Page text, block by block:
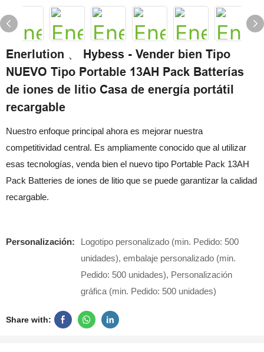
Enerlution 、 Hybess - Vender bien Tipo
NUEVO Tipo Portable 13AH Pack Batterías
de iones de litio Casa de energía portátil
recargable
Nuestro enfoque principal ahora es mejorar nuestra
competitividad central. Es ampliamente conocido que al utilizar
esas tecnologías, venda bien el nuevo tipo Portable Pack 13AH
Pack Batteries de iones de litio que se puede garantizar la calidad
recargable.
Personalización:
Logotipo personalizado (min. Pedido: 500
unidades), embalaje personalizado (min.
Pedido: 500 unidades), Personalización
gráfica (min. Pedido: 500 unidades)
Share with: